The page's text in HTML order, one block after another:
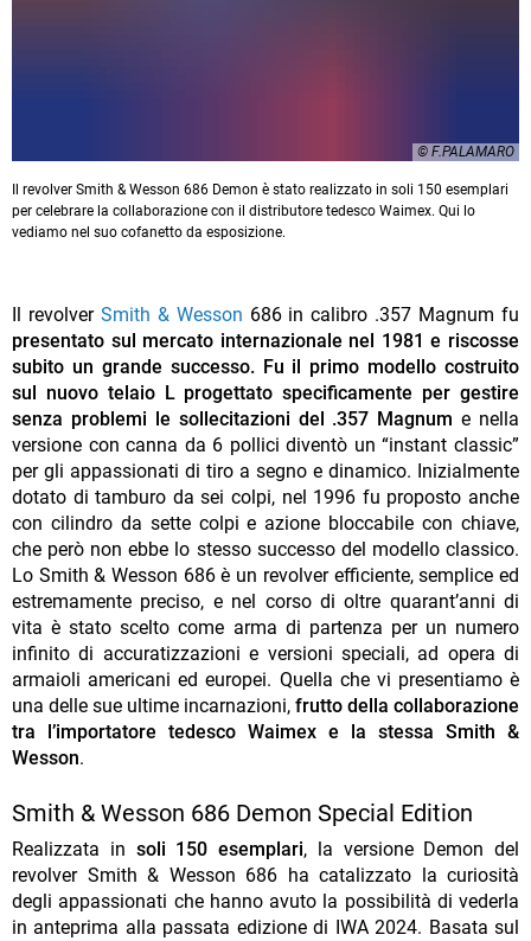
© F.PALAMARO
Il revolver Smith & Wesson 686 Demon è stato realizzato in soli 150 esemplari
per celebrare la collaborazione con il distributore tedesco Waimex. Qui lo
vediamo nel suo cofanetto da esposizione.
Il revolver Smith & Wesson 686 in calibro .357 Magnum fu
presentato sul mercato internazionale nel 1981 e riscosse
subito un grande successo. Fu il primo modello costruito
sul nuovo telaio L progettato specificamente per gestire
senza problemi le sollecitazioni del .357 Magnum e nella
versione con canna da 6 pollici diventò un “instant classic”
per gli appassionati di tiro a segno e dinamico. Inizialmente
dotato di tamburo da sei colpi, nel 1996 fu proposto anche
con cilindro da sette colpi e azione bloccabile con chiave,
che però non ebbe lo stesso successo del modello classico.
Lo Smith & Wesson 686 è un revolver efficiente, semplice ed
estremamente preciso, e nel corso di oltre quarant’anni di
vita è stato scelto come arma di partenza per un numero
infinito di accuratizzazioni e versioni speciali, ad opera di
armaioli americani ed europei. Quella che vi presentiamo è
una delle sue ultime incarnazioni, frutto della collaborazione
tra l’importatore tedesco Waimex e la stessa Smith &
Wesson.
Smith & Wesson 686 Demon Special Edition
Realizzata in soli 150 esemplari, la versione Demon del
revolver Smith & Wesson 686 ha catalizzato la curiosità
degli appassionati che hanno avuto la possibilità di vederla
in anteprima alla passata edizione di IWA 2024. Basata sul